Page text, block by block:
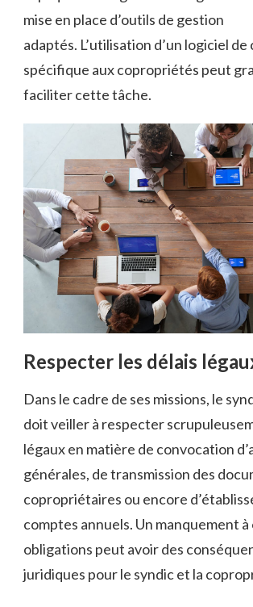
mise en place d’outils de gestion
adaptés. L’utilisation d’un logiciel
spécifique aux copropriétés peut
faciliter cette tâche.
Respecter les délais
Dans le cadre de ses missions, le
doit veiller à respecter
légaux en matière de convocation
générales, de transmission des
copropriétaires ou encore
comptes annuels. Un manquement à
obligations peut avoir des
juridiques pour le syndic et la